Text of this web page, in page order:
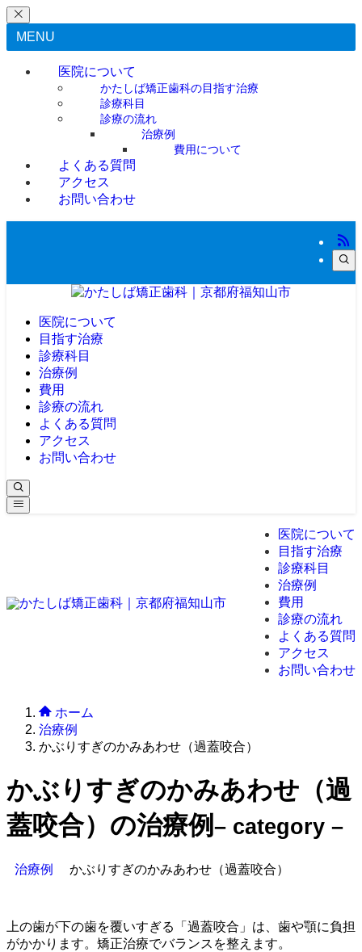
MENU
医院について
かたしば矯正歯科の目指す治療
診療科目
診療の流れ
治療例
費用について
よくある質問
アクセス
お問い合わせ
医院について
目指す治療
診療科目
治療例
費用
診療の流れ
よくある質問
アクセス
お問い合わせ
医院について
目指す治療
診療科目
治療例
費用
診療の流れ
よくある質問
アクセス
お問い合わせ
ホーム
治療例
かぶりすぎのかみあわせ（過蓋咬合）
かぶりすぎのかみあわせ（過
蓋咬合）の治療例 – category –
治療例 かぶりすぎのかみあわせ（過蓋咬合）
上の歯が下の歯を覆いすぎる「過蓋咬合」は、歯や顎に負担
がかかります。矯正治療でバランスを整えます。